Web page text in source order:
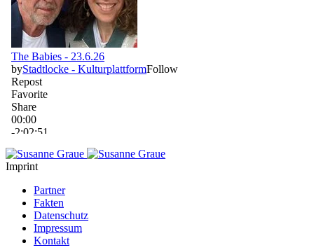
Imprint
Partner
Fakten
Datenschutz
Impressum
Kontakt